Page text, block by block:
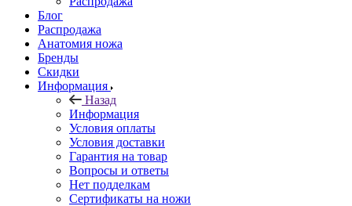
Блог
Распродажа
Анатомия ножа
Бренды
Скидки
Информация
Назад
Информация
Условия оплаты
Условия доставки
Гарантия на товар
Вопросы и ответы
Нет подделкам
Сертификаты на ножи